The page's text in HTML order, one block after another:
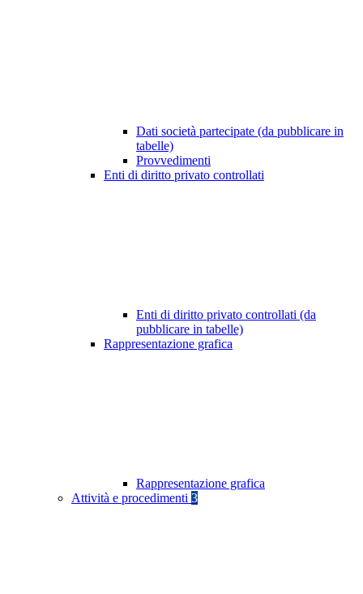
Dati società partecipate (da pubblicare in
tabelle)
Provvedimenti
Enti di diritto privato controllati
Enti di diritto privato controllati (da
pubblicare in tabelle)
Rappresentazione grafica
Rappresentazione grafica
Attività e procedimenti 3